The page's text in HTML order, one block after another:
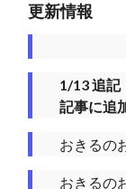
更新情報
1/13 追
記事に追
おきるの
おきるの